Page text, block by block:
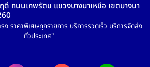
ถนนเทพรัตน แขวงบางนาเหนือ เขตบางนา
ง ราคาพิเศษทุกรายการ บริการรวดเร็ว บริการจัดส่ง
ทั่วประเทศ"